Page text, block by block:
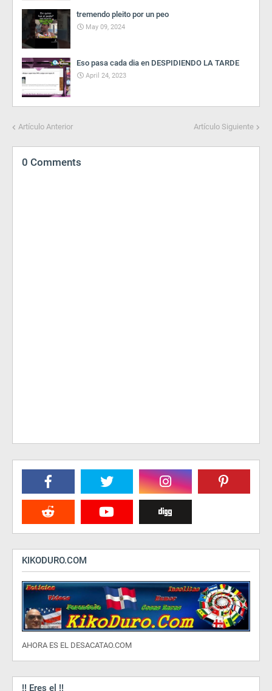
tremendo pleito por un peo
May 09, 2024
Eso pasa cada dia en DESPIDIENDO LA TARDE
April 24, 2023
Artículo Anterior Artículo Siguiente
0 Comments
KIKODURO.COM
AHORA ES EL DESACATAO.COM
!! Eres el !!